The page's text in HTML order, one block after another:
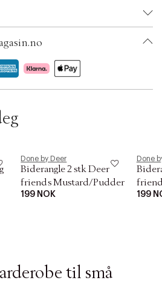
Done by Deer
Biderangle 2 stk Deer
friends Mustard/Pudder
199 NOK
Done
199
til små